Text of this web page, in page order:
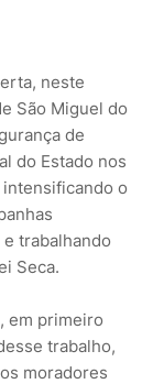
neste
São Miguel do
de
do Estado nos
o
trabalhando
Seca.
em primeiro
trabalho,
moradores